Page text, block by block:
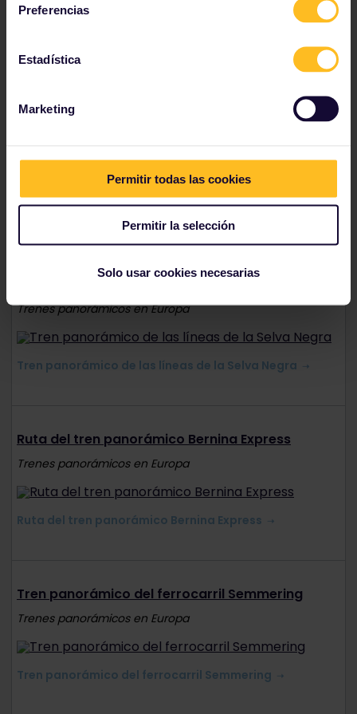
Preferencias
Estadística
Marketing
Permitir todas las cookies
Permitir la selección
Solo usar cookies necesarias
Alemania en tren
Trenes panorámicos en Europa
Tren panorámico de las líneas de la Selva Negra
Ruta del tren panorámico Bernina Express
Trenes panorámicos en Europa
Ruta del tren panorámico Bernina Express
Tren panorámico del ferrocarril Semmering
Trenes panorámicos en Europa
Tren panorámico del ferrocarril Semmering